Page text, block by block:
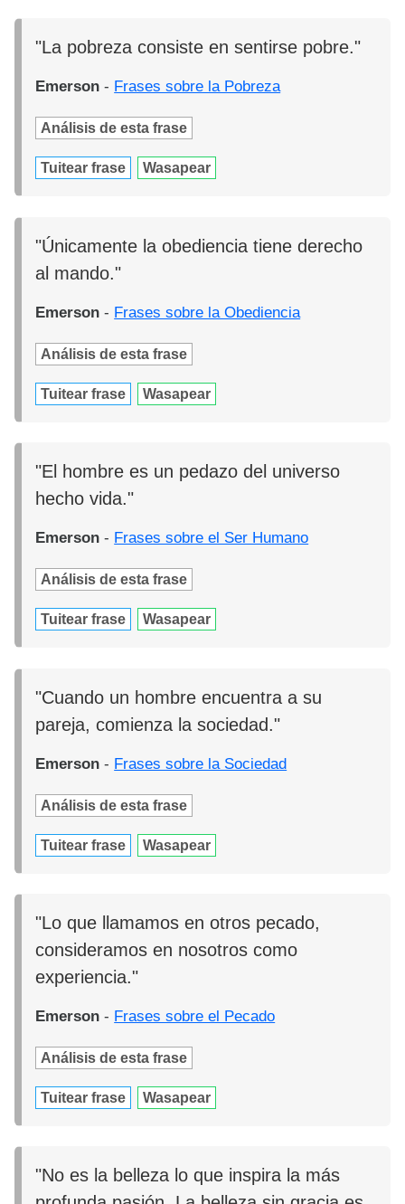
"La pobreza consiste en sentirse pobre."
Emerson - Frases sobre la Pobreza
Análisis de esta frase
Tuitear frase Wasapear
"Únicamente la obediencia tiene derecho
al mando."
Emerson - Frases sobre la Obediencia
Análisis de esta frase
Tuitear frase Wasapear
"El hombre es un pedazo del universo
hecho vida."
Emerson - Frases sobre el Ser Humano
Análisis de esta frase
Tuitear frase Wasapear
"Cuando un hombre encuentra a su
pareja, comienza la sociedad."
Emerson - Frases sobre la Sociedad
Análisis de esta frase
Tuitear frase Wasapear
"Lo que llamamos en otros pecado,
consideramos en nosotros como
experiencia."
Emerson - Frases sobre el Pecado
Análisis de esta frase
Tuitear frase Wasapear
"No es la belleza lo que inspira la más